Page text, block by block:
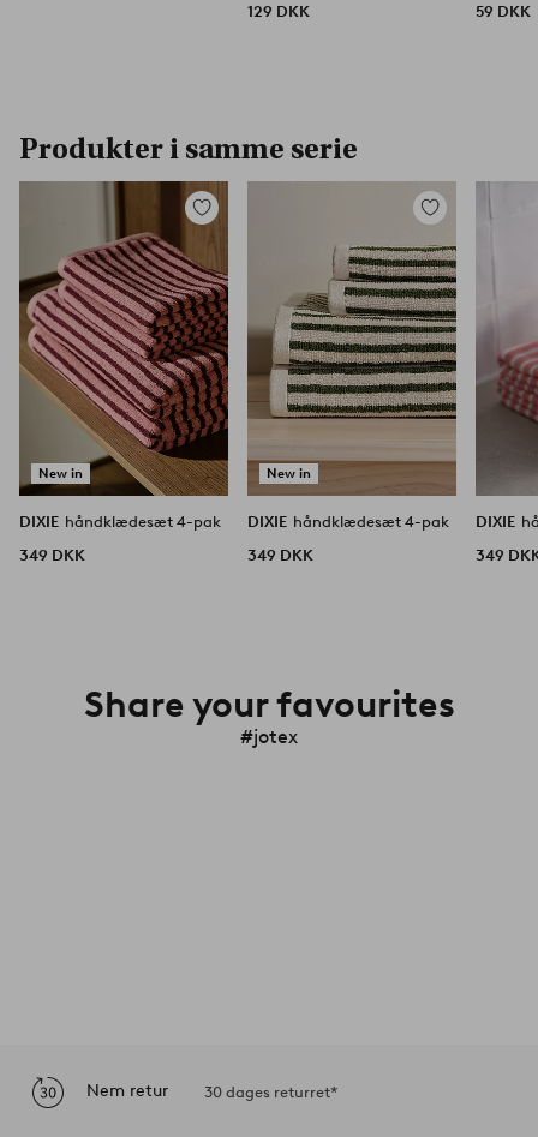
129 DKK
59 DKK
Produkter i samme serie
New in
Tilføj
DIXIE håndklædesæt 4-pak
349 DKK
New in
Tilføj
favoritter
DIXIE håndklædesæt 4-pak
349 DKK
DIXIE
349
Share your favourites
#jotex
Nem retur 30 dages returret*